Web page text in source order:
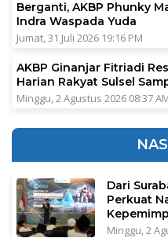
Berganti, AKBP Phunky
Indra Waspada Yuda
Jumat, 31 Juli 2026 19:16 PM
AKBP Ginanjar Fitriadi
Harian Rakyat Sulsel
Minggu, 2 Agustus 2026 08:37
Dari
Perkuat
Minggu, 2